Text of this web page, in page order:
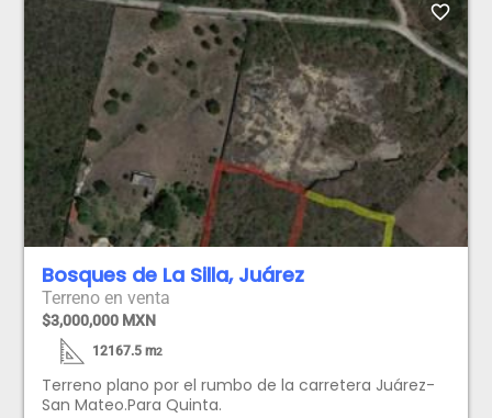
favorite_border
Bosques de La Silla, Juárez
Terreno en venta
$3,000,000 MXN
12167.5m2
Terreno plano por el rumbo de la carretera Juárez-
San Mateo.Para Quinta.